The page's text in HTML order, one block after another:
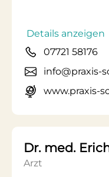
Details anzeigen
07721 58176
info@praxis-
www.praxis-
Dr. med.
Arzt